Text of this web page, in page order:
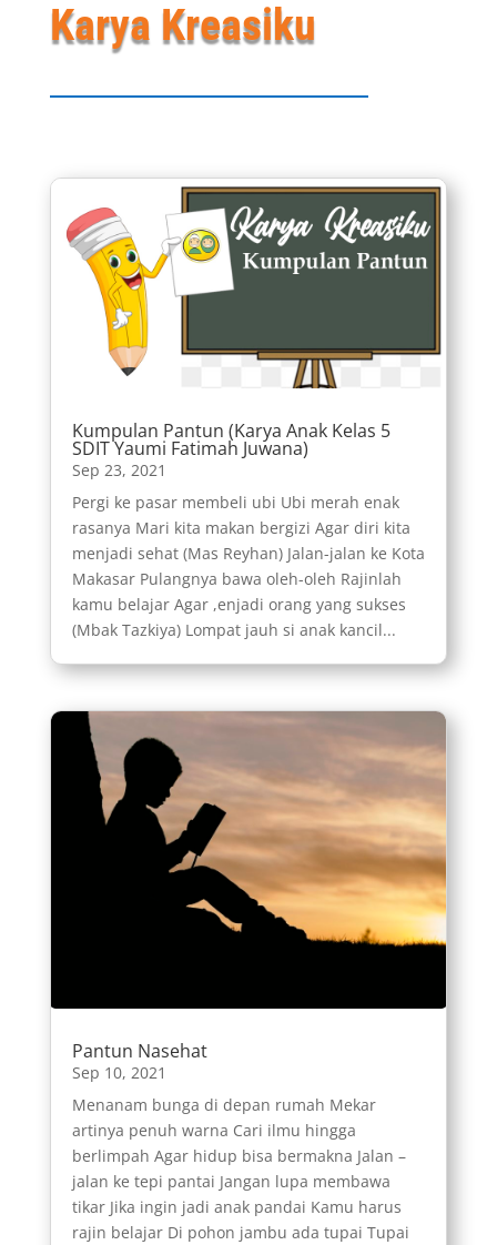
Karya Kreasiku
Kumpulan Pantun (Karya Anak Kelas 5
SDIT Yaumi Fatimah Juwana)
Sep 23, 2021
Pergi ke pasar membeli ubi Ubi merah enak
rasanya Mari kita makan bergizi Agar diri kita
menjadi sehat (Mas Reyhan) Jalan-jalan ke Kota
Makasar Pulangnya bawa oleh-oleh Rajinlah
kamu belajar Agar ,enjadi orang yang sukses
(Mbak Tazkiya) Lompat jauh si anak kancil...
Pantun Nasehat
Sep 10, 2021
Menanam bunga di depan rumah Mekar
artinya penuh warna Cari ilmu hingga
berlimpah Agar hidup bisa bermakna Jalan –
jalan ke tepi pantai Jangan lupa membawa
tikar Jika ingin jadi anak pandai Kamu harus
rajin belajar Di pohon jambu ada tupai Tupai